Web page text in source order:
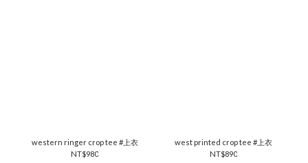
western ringer crop tee #上衣
NT$980
west printed crop tee #上衣
NT$890